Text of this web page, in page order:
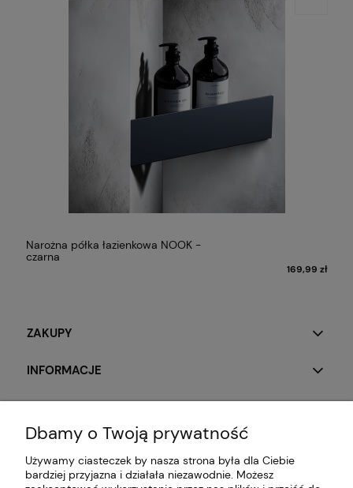
Narożna półka łazienkowa NOOK -
czarna
169,99 zł
ZAKUPY
INFORMACJE
Dbamy o Twoją prywatność
Używamy ciasteczek by nasza strona była dla Ciebie
bardziej przyjazna i działała niezawodnie. Możesz